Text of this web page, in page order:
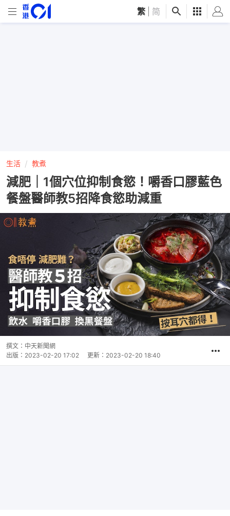
繁 简
生活 教煮
減肥｜1個穴位抑制食慾！嚼香口膠藍色
餐盤醫師教5招降食慾助減重
撰文： 中天新聞網
出版： 2023-02-20 17:02 更新： 2023-02-20 18:40